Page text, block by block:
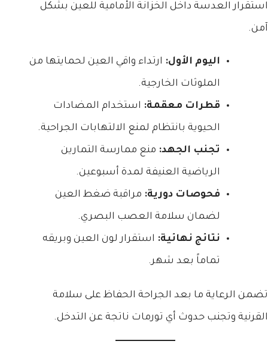
استقرار العدسة داخل الخزانة الأمامية للعين بشكل
آمن.
اليوم الأول: ارتداء واقي العين لحمايتها من
الملوثات الخارجية.
قطرات معقمة: استخدام المضادات
الحيوية بانتظام لمنع الالتهابات الجراحية.
تجنب الجهد: منع ممارسة التمارين
الرياضية العنيفة لمدة أسبوعين.
فحوصات دورية: مراقبة ضغط العين
لضمان سلامة العصب البصري.
نتائج نهائية: استقرار لون العين وبريقه
تماماً بعد شهر.
تضمن الرعاية ما بعد الجراحة الحفاظ على سلامة
القرنية وتجنب حدوث أي تورمات ناتجة عن التدخل.